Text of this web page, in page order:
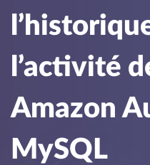
l’activité
Amazon
MySQL